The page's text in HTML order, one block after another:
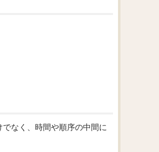
でなく、時間や順序の中間に